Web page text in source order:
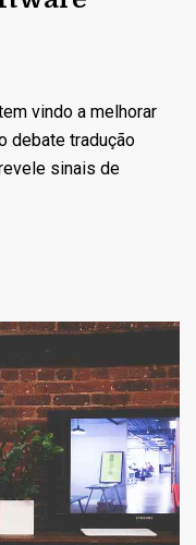
vindo a melhorar
debate tradução
sinais de